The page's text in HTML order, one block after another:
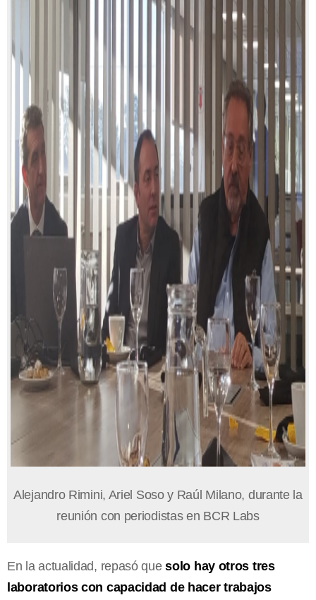
Alejandro Rimini, Ariel Soso y Raúl Milano, durante la
reunión con periodistas en BCR Labs
En la actualidad, repasó quesolo hay otros tres
laboratorios con capacidad de hacer trabajos